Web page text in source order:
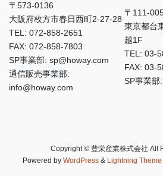
〒573-0136
大阪府枚方市春日西町2-27-28
TEL: 072-858-2651
FAX: 072-858-7803
SP事業部: sp@howay.com
通信販売事業部:
info@howay.com
〒111-
東京都台
越1F
TEL: 03-
FAX: 03-
SP事業部
Copyright © 豊栄産業株式会社 All
Powered by WordPress& Lightning Theme